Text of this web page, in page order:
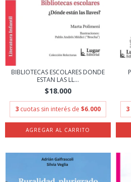
BIBLIOTECAS ESCOLARES DONDE
ESTAN LAS LL...
$18.000
3 cuotas sin interés de $6.000 3